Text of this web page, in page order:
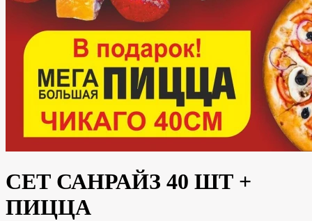
СЕТ САНРАЙЗ 40 ШТ +
ПИЦЦА